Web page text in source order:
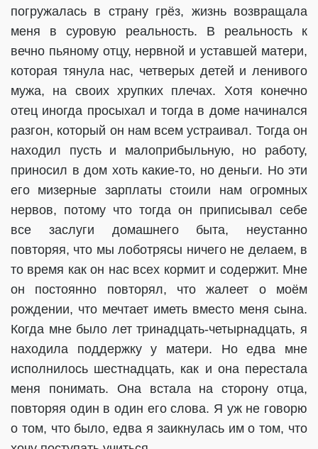
погружалась в страну грёз, жизнь возвращала
меня в суровую реальность. В реальность к
вечно пьяному отцу, нервной и уставшей матери,
которая тянула нас, четверых детей и ленивого
мужа, на своих хрупких плечах. Хотя конечно
отец иногда просыхал и тогда в доме начинался
разгон, который он нам всем устраивал. Тогда он
находил пусть и малоприбыльную, но работу,
приносил в дом хоть какие-то, но деньги. Но эти
его мизерные зарплаты стоили нам огромных
нервов, потому что тогда он приписывал себе
все заслуги домашнего быта, неустанно
повторяя, что мы лоботрясы ничего не делаем, в
то время как он нас всех кормит и содержит. Мне
он постоянно повторял, что жалеет о моём
рождении, что мечтает иметь вместо меня сына.
Когда мне было лет тринадцать-четырнадцать, я
находила поддержку у матери. Но едва мне
исполнилось шестнадцать, как и она перестала
меня понимать. Она встала на сторону отца,
повторяя один в один его слова. Я уж не говорю
о том, что было, едва я заикнулась им о том, что